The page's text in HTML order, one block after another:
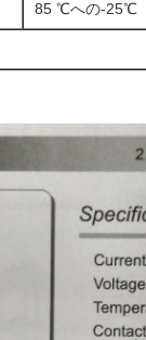
85 ℃への-25℃